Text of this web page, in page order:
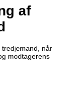
af
når
modtagerens